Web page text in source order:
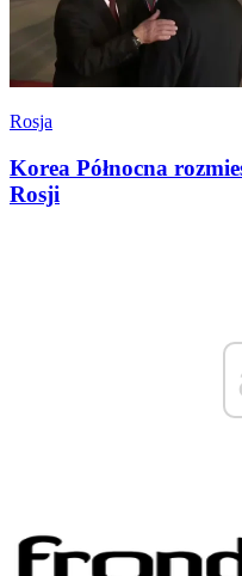
Rosja
Korea Północna
Rosji